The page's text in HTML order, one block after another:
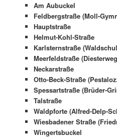
Am Aubuckel
Feldbergstraße (Moll-
Hauptstraße
Helmut-Kohl-Straße
Karlsternstraße
Meerfeldstraße
Neckarstraße
Otto-Beck-Straße
Spessartstraße (Brüder-
Talstraße
Waldpforte (Alfred-Delp-
Wiesbadener Straße
Wingertsbuckel